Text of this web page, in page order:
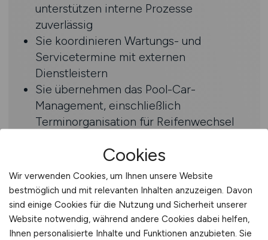
unterstützen interne Prozesse
zuverlässig
Sie koordinieren Wartungs- und
Servicetermine mit externen
Dienstleistern
Sie übernehmen das Pool-Car-
Management, einschließlich
Terminorganisation für Reifenwechsel
Profil
Sie verfügen über eine erfolgreich
abgeschlossene kaufmännische
Ausbildung oder eine vergleichbare
Cookies
Wir verwenden Cookies, um Ihnen unsere Website
bestmöglich und mit relevanten Inhalten anzuzeigen. Davon
sind einige Cookies für die Nutzung und Sicherheit unserer
Website notwendig, während andere Cookies dabei helfen,
Ihnen personalisierte Inhalte und Funktionen anzubieten. Sie